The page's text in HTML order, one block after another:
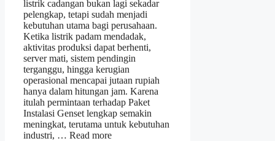
listrik cadangan bukan lagi sekadar
pelengkap, tetapi sudah menjadi
kebutuhan utama bagi perusahaan.
Ketika listrik padam mendadak,
aktivitas produksi dapat berhenti,
server mati, sistem pendingin
terganggu, hingga kerugian
operasional mencapai jutaan rupiah
hanya dalam hitungan jam. Karena
itulah permintaan terhadap Paket
Instalasi Genset lengkap semakin
meningkat, terutama untuk kebutuhan
industri, … Read more